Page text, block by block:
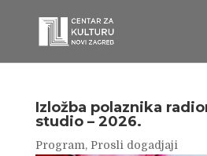
Izložba polaznika
studio – 2026.
Program, Prosli dogadjaji